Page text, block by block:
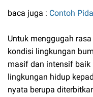
baca juga : Contoh
Untuk menggugah
kondisi lingkungan
masif dan intensif
lingkungan hidup
nyata berupa